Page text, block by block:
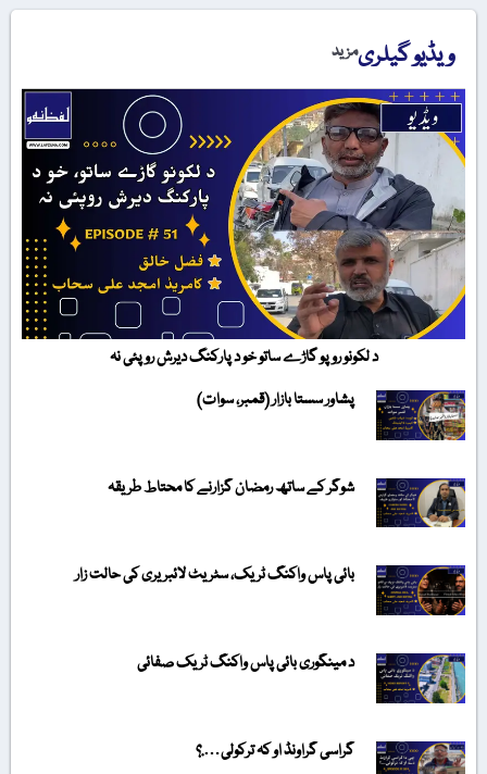
ویڈیو گیلریمزید
د لکونو روپو گاڑے ساتو خو د پارکنگ دیرش روپئی نہ
پشاور سستا بازار (قمبر، سوات)
شوگر کے ساتھ رمضان گزارنے کا محتاط طریقہ
بائی پاس واکنگ ٹریک، سٹریٹ لائبریری کی حالت زار
د مینگوری بائی پاس واکنگ ٹریک صفائی
گراسی گراونڈ او کہ ترکولی….؟